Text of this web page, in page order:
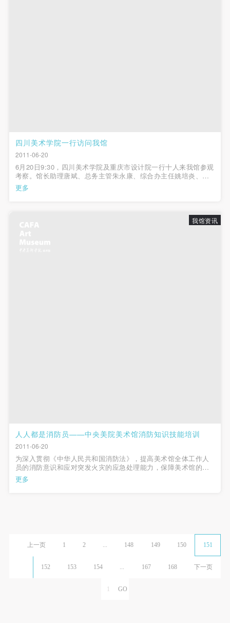
四川美术学院一行访问我馆
2011-06-20
6月20日9:30，四川美术学院及重庆市设计院一行十人来我馆参观
考察。馆长助理唐斌、总务主管朱永康、综合办主任姚培炎、副
主任韩峰、纪监审顾宁老师接待来访嘉宾并陪同参观全馆。参观
结束在我馆多功能会议室，大家就美术馆建筑建设、场馆设施设
更多
我馆资讯
人人都是消防员——中央美院美术馆消防知识技能培训
2011-06-20
为深入贯彻《中华人民共和国消防法》，提高美术馆全体工作人
员的消防意识和应对突发火灾的应急处理能力，保障美术馆的消
防安全， 2011年6月20日，中央美术学院美术馆行政部组织了由
全体馆员和在馆全体物业公司人员参加的消防知识培训。培训由
更多
上一页 1 2 ... 148 149 150 151
152 153 154 ... 167 168 下一页